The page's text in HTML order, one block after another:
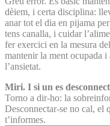
dèiem, i certa disciplina:
anar tot el dia en pijama
tens canalla, i cuidar
fer exercici en la mesura
mantenir la ment ocupada
l’ansietat.
Miri. I si un es
Torno a dir-ho: la
Desconnectar-se no cal, el
t’informes.